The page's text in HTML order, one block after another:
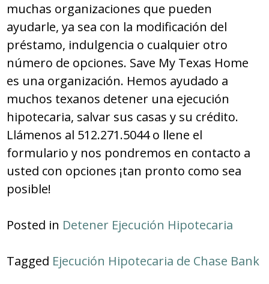
muchas organizaciones que pueden
ayudarle, ya sea con la modificación del
préstamo, indulgencia o cualquier otro
número de opciones. Save My Texas Home
es una organización. Hemos ayudado a
muchos texanos detener una ejecución
hipotecaria, salvar sus casas y su crédito.
Llámenos al 512.271.5044 o llene el
formulario y nos pondremos en contacto a
usted con opciones ¡tan pronto como sea
posible!
Posted in Detener Ejecución Hipotecaria
Tagged Ejecución Hipotecaria de Chase Bank